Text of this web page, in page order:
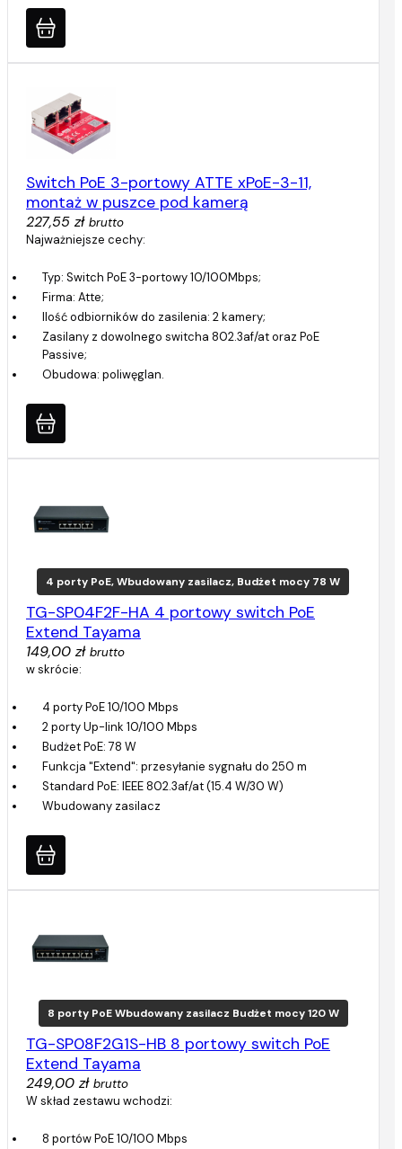
Switch PoE 3-portowy ATTE xPoE-3-11,
montaż w puszce pod kamerą
227,55 zł brutto
Najważniejsze cechy:
Typ: Switch PoE 3-portowy 10/100Mbps;
Firma: Atte;
Ilość odbiorników do zasilenia: 2 kamery;
Zasilany z dowolnego switcha 802.3af/at oraz PoE
Passive;
Obudowa: poliwęglan.
4 porty PoE, Wbudowany zasilacz, Budżet mocy 78 W
TG-SP04F2F-HA 4 portowy switch PoE
Extend Tayama
149,00 zł brutto
w skrócie:
4 porty PoE 10/100 Mbps
2 porty Up-link 10/100 Mbps
Budżet PoE: 78 W
Funkcja "Extend": przesyłanie sygnału do 250 m
Standard PoE: IEEE 802.3af/at (15.4 W/30 W)
Wbudowany zasilacz
8 porty PoE Wbudowany zasilacz Budżet mocy 120 W
TG-SP08F2G1S-HB 8 portowy switch PoE
Extend Tayama
249,00 zł brutto
W skład zestawu wchodzi:
8 portów PoE 10/100 Mbps